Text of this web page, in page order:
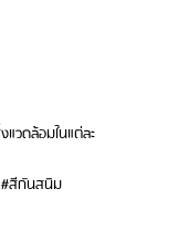
แวดล้อมในแต่ละ
#สีกันสนิม